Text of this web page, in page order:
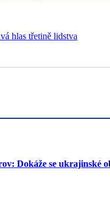
hlas třetině lidstva
Dokáže se ukrajinské